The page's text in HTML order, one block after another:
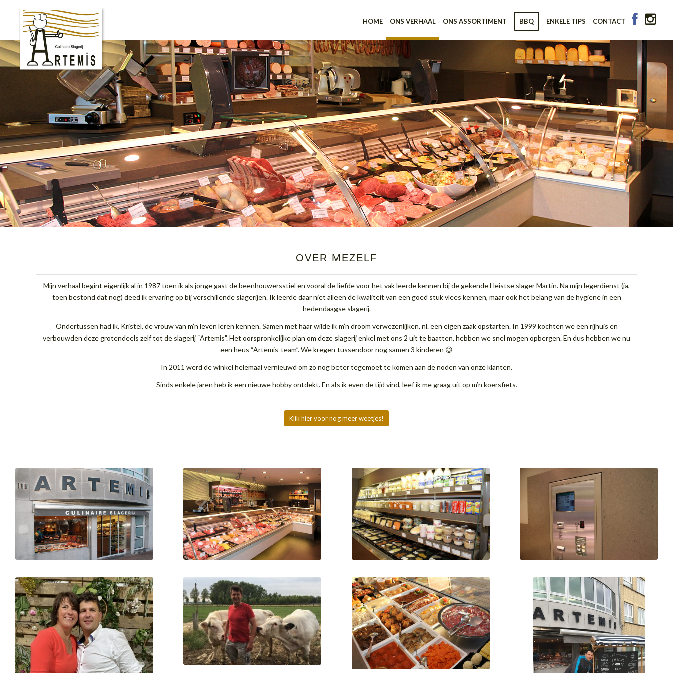
HOME ONS VERHAAL ONS ASSORTIMENT BBQ ENKELE TIPS CONTACT
OVER MEZELF
Mijn verhaal begint eigenlijk al in 1987 toen ik als jonge gast de beenhouwersstiel en vooral de liefde voor het vak leerde kennen bij de gekende Heistse slager Martin. Na mijn legerdienst (ja,
toen bestond dat nog) deed ik ervaring op bij verschillende slagerijen. Ik leerde daar niet alleen de kwaliteit van een goed stuk vlees kennen, maar ook het belang van de hygiëne in een
hedendaagse slagerij.
Ondertussen had ik, Kristel, de vrouw van m’n leven leren kennen. Samen met haar wilde ik m’n droom verwezenlijken, nl. een eigen zaak opstarten. In 1999 kochten we een rijhuis en
verbouwden deze grotendeels zelf tot de slagerij “Artemis”. Het oorspronkelijke plan om deze slagerij enkel met ons 2 uit te baatten, hebben we snel mogen opbergen. En dus hebben we nu
een heus “Artemis-team”. We kregen tussendoor nog samen 3 kinderen 😉
In 2011 werd de winkel helemaal vernieuwd om zo nog beter tegemoet te komen aan de noden van onze klanten.
Sinds enkele jaren heb ik een nieuwe hobby ontdekt. En als ik even de tijd vind, leef ik me graag uit op m’n koersfiets.
Klik hier voor nog meer weetjes!